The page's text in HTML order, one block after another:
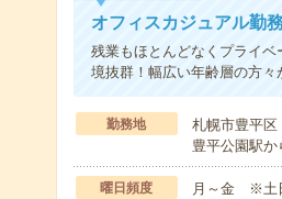
オフィスカジュアル勤
残業もほとんどなくプライ
境抜群！幅広い年齢層の方々
勤務地
札幌市豊平区
豊平公園駅
曜日頻度 月～金 ※土